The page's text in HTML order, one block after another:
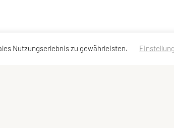
Nutzungserlebnis zu gewährleisten.